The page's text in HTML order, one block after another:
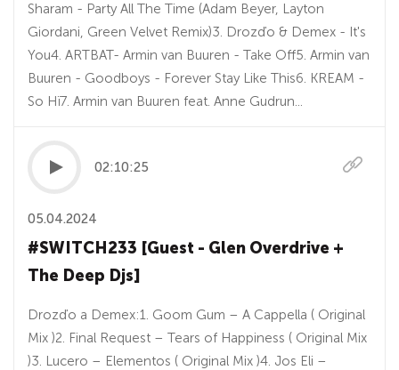
Sharam - Party All The Time (Adam Beyer, Layton
Giordani, Green Velvet Remix)3. Drozďo & Demex - It's
You4. ARTBAT- Armin van Buuren - Take Off5. Armin van
Buuren - Goodboys - Forever Stay Like This6. KREAM -
So Hï7. Armin van Buuren feat. Anne Gudrun...
02:10:25
05.04.2024
#SWITCH233 [Guest - Glen Overdrive +
The Deep Djs]
Drozďo a Demex:1. Goom Gum – A Cappella ( Original
Mix )2. Final Request – Tears of Happiness ( Original Mix
)3. Lucero – Elementos ( Original Mix )4. Jos Eli –